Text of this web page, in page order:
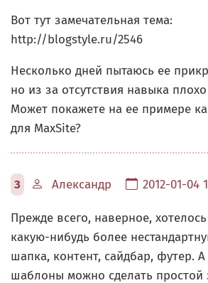
Вот тут замечательная тема:
http://blogstyle.ru/2546
Несколько дней пытаюсь ее
но из за отсутствия навыка
Может покажете на ее примере
для MaxSite?
3 Александр 2012-01-04
Прежде всего, наверное,
какую-нибудь более
шапка, контент, сайдбар, футер.
шаблоны можно сделать простой